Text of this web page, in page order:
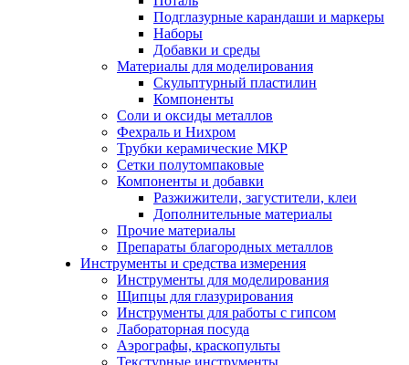
Подглазурные карандаши и маркеры
Наборы
Добавки и среды
Материалы для моделирования
Скульптурный пластилин
Компоненты
Соли и оксиды металлов
Фехраль и Нихром
Трубки керамические МКР
Сетки полутомпаковые
Компоненты и добавки
Разжижители, загустители, клеи
Дополнительные материалы
Прочие материалы
Препараты благородных металлов
Инструменты и средства измерения
Инструменты для моделирования
Щипцы для глазурирования
Инструменты для работы с гипсом
Лабораторная посуда
Аэрографы, краскопульты
Текстурные инструменты